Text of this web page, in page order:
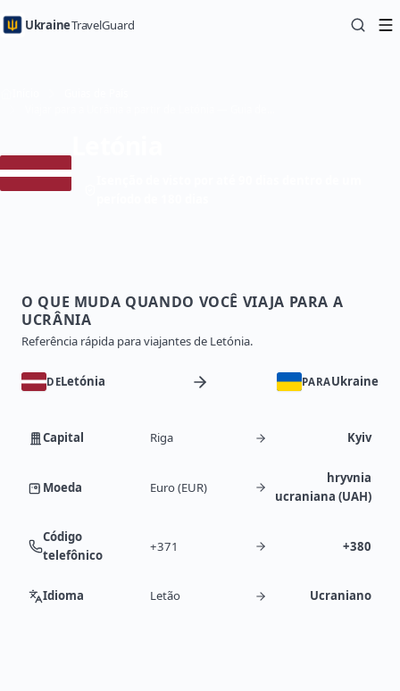
UkraineTravelGuard
O QUE MUDA QUANDO VOCÊ VIAJA PARA A
UCRÂNIA
Referência rápida para viajantes de Letónia.
DELetónia PARAUkraine
Capital Riga Kyiv
Moeda Euro (EUR)
hryvnia
ucraniana (UAH)
Código
telefônico
+371 +380
Idioma Letão Ucraniano